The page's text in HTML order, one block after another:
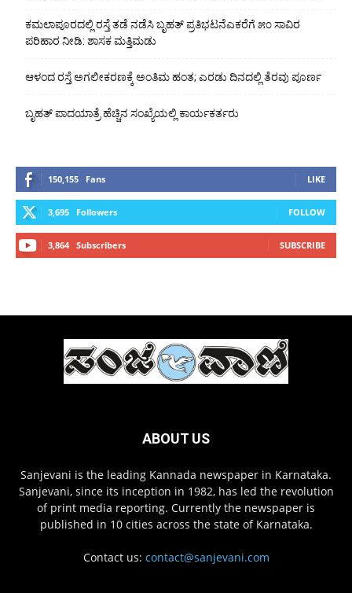
ಕಮಲಾಪೂರದಲ್ಲಿ ರಸ್ತೆ ತಡೆ ನಡೆಸಿ ಬೃಹತ್ ಪ್ರತಿಭಟನೆಎಕರೆಗೆ ೫೦ ಸಾವಿರ
ಪರಿಹಾರ ನೀಡಿ: ಶಾಸಕ ಮತ್ತಿಮಡು
ಆಳಂದ ರಸ್ತೆ ಅಗಲೀಕರಣಕ್ಕೆ ಅಂತಿಮ ಹಂತ; ಎರಡು ದಿನದಲ್ಲಿ ತೆರವು ಪೂರ್ಣ
ಬೃಹತ್ ಪಾದಯಾತ್ರೆ ಹೆಚ್ಚಿನ ಸಂಖ್ಯೆಯಲ್ಲಿ ಕಾರ್ಯಕರ್ತರು
150,155 Fans LIKE
3,695 Followers FOLLOW
3,864 Subscribers SUBSCRIBE
ABOUT US
Sanjevani is the leading Kannada newspaper in Karnataka.
Sanjevani, since its inception in 1982, has led the revolution
of print media reporting. Currently the newspaper is
published in 10 cities across the state of Karnataka.
Contact us: contact@sanjevani.com